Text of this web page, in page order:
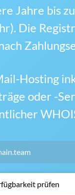
Jahre bis
Die
Hosting
oder -
prüfen